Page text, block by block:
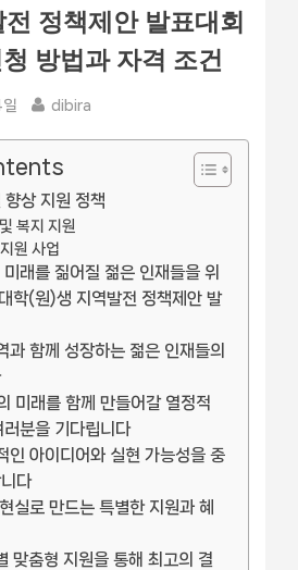
정책제안 발표대회
방법과 자격 조건
By
dibira
향상 지원 정책
복지 지원
원 사업
래를 짊어질 젊은 인재들을 위
학(원)생 지역발전 정책제안 발
과 함께 성장하는 젊은 인재들의
미래를 함께 만들어갈 열정적
분을 기다립니다
인 아이디어와 실현 가능성을 중
다
실로 만드는 특별한 지원과 혜
맞춤형 지원을 통해 최고의 결